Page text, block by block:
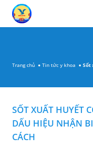
Trang chủ Tin tức y khoa Sốt
SỐT XUẤT HUYẾT
DẤU HIỆU NHẬN
CÁCH